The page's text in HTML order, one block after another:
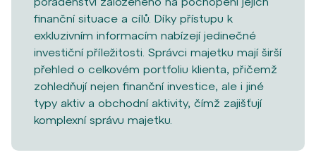
finanční situace a cílů. Díky přístupu k
exkluzivním informacím nabízejí jedinečné
investiční příležitosti. Správci majetku mají širší
přehled o celkovém portfoliu klienta, přičemž
zohledňují nejen finanční investice, ale i jiné
typy aktiv a obchodní aktivity, čímž zajišťují
komplexní správu majetku.